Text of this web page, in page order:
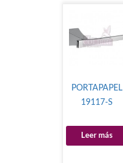
PORTAPAPEL
19117-S
Leer más